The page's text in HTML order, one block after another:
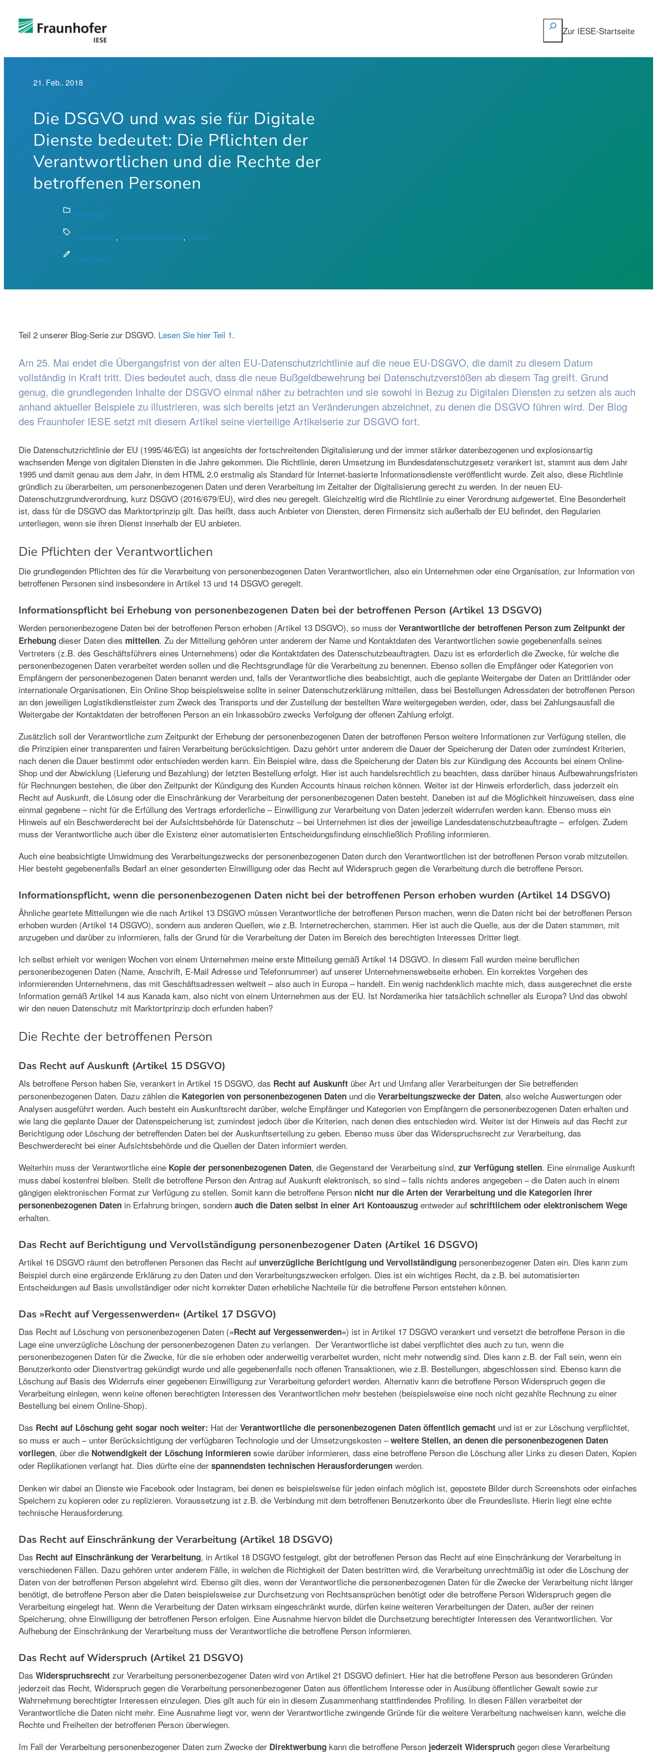
Inhalt
springen
Suchen
Zur IESE-Startseite
21. Feb.. 2018
Die DSGVO und was sie für Digitale
Dienste bedeutet: Die Pflichten der
Verantwortlichen und die Rechte der
betroffenen Personen
folder Sicherheit
sell Datenschutz, Datensouveränität, DSGVO
edit Denis Feth
Teil 2 unserer Blog-Serie zur DSGVO. Lesen Sie hier Teil 1.
Am 25. Mai endet die Übergangsfrist von der alten EU-Datenschutzrichtlinie auf die neue EU-DSGVO, die damit zu diesem Datum
vollständig in Kraft tritt. Dies bedeutet auch, dass die neue Bußgeldbewehrung bei Datenschutzverstößen ab diesem Tag greift. Grund
genug, die grundlegenden Inhalte der DSGVO einmal näher zu betrachten und sie sowohl in Bezug zu Digitalen Diensten zu setzen als auch
anhand aktueller Beispiele zu illustrieren, was sich bereits jetzt an Veränderungen abzeichnet, zu denen die DSGVO führen wird. Der Blog
des Fraunhofer IESE setzt mit diesem Artikel seine vierteilige Artikelserie zur DSGVO fort.
Die Datenschutzrichtlinie der EU (1995/46/EG) ist angesichts der fortschreitenden Digitalisierung und der immer stärker datenbezogenen und explosionsartig
wachsenden Menge von digitalen Diensten in die Jahre gekommen. Die Richtlinie, deren Umsetzung im Bundesdatenschutzgesetz verankert ist, stammt aus dem Jahr
1995 und damit genau aus dem Jahr, in dem HTML 2.0 erstmalig als Standard für Internet-basierte Informationsdienste veröffentlicht wurde. Zeit also, diese Richtlinie
gründlich zu überarbeiten, um personenbezogenen Daten und deren Verarbeitung im Zeitalter der Digitalisierung gerecht zu werden. In der neuen EU-
Datenschutzgrundverordnung, kurz DSGVO (2016/679/EU), wird dies neu geregelt. Gleichzeitig wird die Richtlinie zu einer Verordnung aufgewertet. Eine Besonderheit
ist, dass für die DSGVO das Marktortprinzip gilt. Das heißt, dass auch Anbieter von Diensten, deren Firmensitz sich außerhalb der EU befindet, den Regularien
unterliegen, wenn sie ihren Dienst innerhalb der EU anbieten.
Die Pflichten der Verantwortlichen
Die grundlegenden Pflichten des für die Verarbeitung von personenbezogenen Daten Verantwortlichen, also ein Unternehmen oder eine Organisation, zur Information von
betroffenen Personen sind insbesondere in Artikel 13 und 14 DSGVO geregelt.
Informationspflicht bei Erhebung von personenbezogenen Daten bei der betroffenen Person (Artikel 13 DSGVO)
Werden personenbezogene Daten bei der betroffenen Person erhoben (Artikel 13 DSGVO), so muss der Verantwortliche der betroffenen Person zum Zeitpunkt der
Erhebung dieser Daten dies mitteilen. Zu der Mitteilung gehören unter anderem der Name und Kontaktdaten des Verantwortlichen sowie gegebenenfalls seines
Vertreters (z.B. des Geschäftsführers eines Unternehmens) oder die Kontaktdaten des Datenschutzbeauftragten. Dazu ist es erforderlich die Zwecke, für welche die
personenbezogenen Daten verarbeitet werden sollen und die Rechtsgrundlage für die Verarbeitung zu benennen. Ebenso sollen die Empfänger oder Kategorien von
Empfängern der personenbezogenen Daten benannt werden und, falls der Verantwortliche dies beabsichtigt, auch die geplante Weitergabe der Daten an Drittländer oder
internationale Organisationen. Ein Online Shop beispielsweise sollte in seiner Datenschutzerklärung mitteilen, dass bei Bestellungen Adressdaten der betroffenen Person
an den jeweiligen Logistikdienstleister zum Zweck des Transports und der Zustellung der bestellten Ware weitergegeben werden, oder, dass bei Zahlungsausfall die
Weitergabe der Kontaktdaten der betroffenen Person an ein Inkassobüro zwecks Verfolgung der offenen Zahlung erfolgt.
Zusätzlich soll der Verantwortliche zum Zeitpunkt der Erhebung der personenbezogenen Daten der betroffenen Person weitere Informationen zur Verfügung stellen, die
die Prinzipien einer transparenten und fairen Verarbeitung berücksichtigen. Dazu gehört unter anderem die Dauer der Speicherung der Daten oder zumindest Kriterien,
nach denen die Dauer bestimmt oder entschieden werden kann. Ein Beispiel wäre, dass die Speicherung der Daten bis zur Kündigung des Accounts bei einem Online-
Shop und der Abwicklung (Lieferung und Bezahlung) der letzten Bestellung erfolgt. Hier ist auch handelsrechtlich zu beachten, dass darüber hinaus Aufbewahrungsfristen
für Rechnungen bestehen, die über den Zeitpunkt der Kündigung des Kunden Accounts hinaus reichen können. Weiter ist der Hinweis erforderlich, dass jederzeit ein
Recht auf Auskunft, die Lösung oder die Einschränkung der Verarbeitung der personenbezogenen Daten besteht. Daneben ist auf die Möglichkeit hinzuweisen, dass eine
einmal gegebene – nicht für die Erfüllung des Vertrags erforderliche – Einwilligung zur Verarbeitung von Daten jederzeit widerrufen werden kann. Ebenso muss ein
Hinweis auf ein Beschwerderecht bei der Aufsichtsbehörde für Datenschutz – bei Unternehmen ist dies der jeweilige Landesdatenschutzbeauftragte – erfolgen. Zudem
muss der Verantwortliche auch über die Existenz einer automatisierten Entscheidungsfindung einschließlich Profiling informieren.
Auch eine beabsichtigte Umwidmung des Verarbeitungszwecks der personenbezogenen Daten durch den Verantwortlichen ist der betroffenen Person vorab mitzuteilen.
Hier besteht gegebenenfalls Bedarf an einer gesonderten Einwilligung oder das Recht auf Widerspruch gegen die Verarbeitung durch die betroffene Person.
Informationspflicht, wenn die personenbezogenen Daten nicht bei der betroffenen Person erhoben wurden (Artikel 14 DSGVO)
Ähnliche geartete Mitteilungen wie die nach Artikel 13 DSGVO müssen Verantwortliche der betroffenen Person machen, wenn die Daten nicht bei der betroffenen Person
erhoben wurden (Artikel 14 DSGVO), sondern aus anderen Quellen, wie z.B. Internetrecherchen, stammen. Hier ist auch die Quelle, aus der die Daten stammen, mit
anzugeben und darüber zu informieren, falls der Grund für die Verarbeitung der Daten im Bereich des berechtigten Interesses Dritter liegt.
Ich selbst erhielt vor wenigen Wochen von einem Unternehmen meine erste Mitteilung gemäß Artikel 14 DSGVO. In diesem Fall wurden meine beruflichen
personenbezogenen Daten (Name, Anschrift, E-Mail Adresse und Telefonnummer) auf unserer Unternehmenswebseite erhoben. Ein korrektes Vorgehen des
informierenden Unternehmens, das mit Geschäftsadressen weltweit – also auch in Europa – handelt. Ein wenig nachdenklich machte mich, dass ausgerechnet die erste
Information gemäß Artikel 14 aus Kanada kam, also nicht von einem Unternehmen aus der EU. Ist Nordamerika hier tatsächlich schneller als Europa? Und das obwohl
wir den neuen Datenschutz mit Marktortprinzip doch erfunden haben?
Die Rechte der betroffenen Person
Das Recht auf Auskunft (Artikel 15 DSGVO)
Als betroffene Person haben Sie, verankert in Artikel 15 DSGVO, das Recht auf Auskunft über Art und Umfang aller Verarbeitungen der Sie betreffenden
personenbezogenen Daten. Dazu zählen die Kategorien von personenbezogenen Daten und die Verarbeitungszwecke der Daten, also welche Auswertungen oder
Analysen ausgeführt werden. Auch besteht ein Auskunftsrecht darüber, welche Empfänger und Kategorien von Empfängern die personenbezogenen Daten erhalten und
wie lang die geplante Dauer der Datenspeicherung ist; zumindest jedoch über die Kriterien, nach denen dies entschieden wird. Weiter ist der Hinweis auf das Recht zur
Berichtigung oder Löschung der betreffenden Daten bei der Auskunftserteilung zu geben. Ebenso muss über das Widerspruchsrecht zur Verarbeitung, das
Beschwerderecht bei einer Aufsichtsbehörde und die Quellen der Daten informiert werden.
Weiterhin muss der Verantwortliche eine Kopie der personenbezogenen Daten, die Gegenstand der Verarbeitung sind, zur Verfügung stellen. Eine einmalige Auskunft
muss dabei kostenfrei bleiben. Stellt die betroffene Person den Antrag auf Auskunft elektronisch, so sind – falls nichts anderes angegeben – die Daten auch in einem
gängigen elektronischen Format zur Verfügung zu stellen. Somit kann die betroffene Person nicht nur die Arten der Verarbeitung und die Kategorien ihrer
personenbezogenen Daten in Erfahrung bringen, sondern auch die Daten selbst in einer Art Kontoauszug entweder auf schriftlichem oder elektronischem Wege
erhalten.
Das Recht auf Berichtigung und Vervollständigung personenbezogener Daten (Artikel 16 DSGVO)
Artikel 16 DSGVO räumt den betroffenen Personen das Recht auf unverzügliche Berichtigung und Vervollständigung personenbezogener Daten ein. Dies kann zum
Beispiel durch eine ergänzende Erklärung zu den Daten und den Verarbeitungszwecken erfolgen. Dies ist ein wichtiges Recht, da z.B. bei automatisierten
Entscheidungen auf Basis unvollständiger oder nicht korrekter Daten erhebliche Nachteile für die betroffene Person entstehen können.
Das »Recht auf Vergessenwerden« (Artikel 17 DSGVO)
Das Recht auf Löschung von personenbezogenen Daten (»Recht auf Vergessenwerden«) ist in Artikel 17 DSGVO verankert und versetzt die betroffene Person in die
Lage eine unverzügliche Löschung der personenbezogenen Daten zu verlangen. Der Verantwortliche ist dabei verpflichtet dies auch zu tun, wenn die
personenbezogenen Daten für die Zwecke, für die sie erhoben oder anderweitig verarbeitet wurden, nicht mehr notwendig sind. Dies kann z.B. der Fall sein, wenn ein
Benutzerkonto oder Dienstvertrag gekündigt wurde und alle gegebenenfalls noch offenen Transaktionen, wie z.B. Bestellungen, abgeschlossen sind. Ebenso kann die
Löschung auf Basis des Widerrufs einer gegebenen Einwilligung zur Verarbeitung gefordert werden. Alternativ kann die betroffene Person Widerspruch gegen die
Verarbeitung einlegen, wenn keine offenen berechtigten Interessen des Verantwortlichen mehr bestehen (beispielsweise eine noch nicht gezahlte Rechnung zu einer
Bestellung bei einem Online-Shop).
Das Recht auf Löschung geht sogar noch weiter: Hat der Verantwortliche die personenbezogenen Daten öffentlich gemacht und ist er zur Löschung verpflichtet,
so muss er auch – unter Berücksichtigung der verfügbaren Technologie und der Umsetzungskosten –weitere Stellen, an denen die personenbezogenen Daten
vorliegen, über die Notwendigkeit der Löschung informieren sowie darüber informieren, dass eine betroffene Person die Löschung aller Links zu diesen Daten, Kopien
oder Replikationen verlangt hat. Dies dürfte eine der spannendsten technischen Herausforderungen werden.
Denken wir dabei an Dienste wie Facebook oder Instagram, bei denen es beispielsweise für jeden einfach möglich ist, gepostete Bilder durch Screenshots oder einfaches
Speichern zu kopieren oder zu replizieren. Voraussetzung ist z.B. die Verbindung mit dem betroffenen Benutzerkonto über die Freundesliste. Hierin liegt eine echte
technische Herausforderung.
Das Recht auf Einschränkung der Verarbeitung (Artikel 18 DSGVO)
Das Recht auf Einschränkung der Verarbeitung, in Artikel 18 DSGVO festgelegt, gibt der betroffenen Person das Recht auf eine Einschränkung der Verarbeitung in
verschiedenen Fällen. Dazu gehören unter anderem Fälle, in welchen die Richtigkeit der Daten bestritten wird, die Verarbeitung unrechtmäßig ist oder die Löschung der
Daten von der betroffenen Person abgelehnt wird. Ebenso gilt dies, wenn der Verantwortliche die personenbezogenen Daten für die Zwecke der Verarbeitung nicht länger
benötigt, die betroffene Person aber die Daten beispielsweise zur Durchsetzung von Rechtsansprüchen benötigt oder die betroffene Person Widerspruch gegen die
Verarbeitung eingelegt hat. Wenn die Verarbeitung der Daten wirksam eingeschränkt wurde, dürfen keine weiteren Verarbeitungen der Daten, außer der reinen
Speicherung, ohne Einwilligung der betroffenen Person erfolgen. Eine Ausnahme hiervon bildet die Durchsetzung berechtigter Interessen des Verantwortlichen. Vor
Aufhebung der Einschränkung der Verarbeitung muss der Verantwortliche die betroffene Person informieren.
Das Recht auf Widerspruch (Artikel 21 DSGVO)
Das Widerspruchsrecht zur Verarbeitung personenbezogener Daten wird von Artikel 21 DSGVO definiert. Hier hat die betroffene Person aus besonderen Gründen
jederzeit das Recht, Widerspruch gegen die Verarbeitung personenbezogener Daten aus öffentlichem Interesse oder in Ausübung öffentlicher Gewalt sowie zur
Wahrnehmung berechtigter Interessen einzulegen. Dies gilt auch für ein in diesem Zusammenhang stattfindendes Profiling. In diesen Fällen verarbeitet der
Verantwortliche die Daten nicht mehr. Eine Ausnahme liegt vor, wenn der Verantwortliche zwingende Gründe für die weitere Verarbeitung nachweisen kann, welche die
Rechte und Freiheiten der betroffenen Person überwiegen.
Im Fall der Verarbeitung personenbezogener Daten zum Zwecke der Direktwerbung kann die betroffene Person jederzeit Widerspruch gegen diese Verarbeitung